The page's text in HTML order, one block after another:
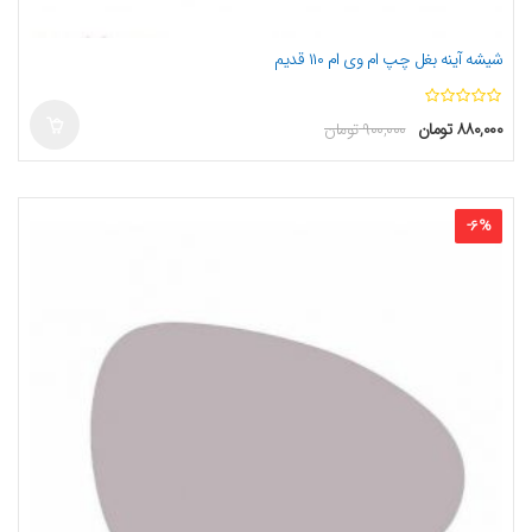
شیشه آینه بغل چپ ام وی ام ۱۱۰ قدیم
۹۰۰,۰۰۰تومان ۸۸۰,۰۰۰ تومان
-6%